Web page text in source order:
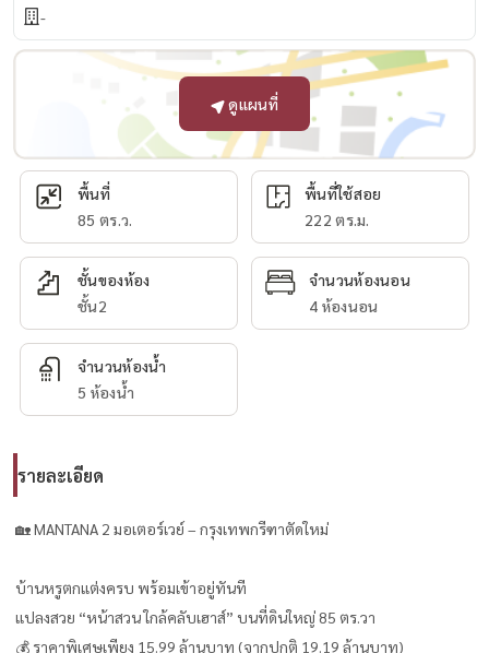
-
ดูแผนที่
พื้นที่
85 ตร.ว.
พื้นที่ใช้สอย
222 ตร.ม.
ชั้นของห้อง
ชั้น2
จำนวนห้องนอน
4 ห้องนอน
จำนวนห้องน้ำ
5 ห้องน้ำ
รายละเอียด
🏡 MANTANA 2 มอเตอร์เวย์ – กรุงเทพกรีฑาตัดใหม่
บ้านหรูตกแต่งครบ พร้อมเข้าอยู่ทันที
แปลงสวย “หน้าสวน ใกล้คลับเฮาส์” บนที่ดินใหญ่ 85 ตร.วา
💰 ราคาพิเศษเพียง 15.99 ล้านบาท (จากปกติ 19.19 ล้านบาท)